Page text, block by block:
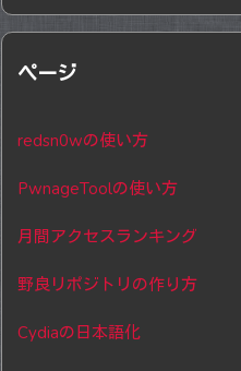
ページ
redsn0wの使い方
PwnageToolの使い方
月間アクセスランキング
野良リポジトリの作り方
Cydiaの日本語化